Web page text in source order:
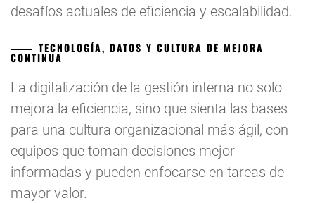
desafíos actuales de eficiencia y escalabilidad.
TECNOLOGÍA, DATOS Y CULTURA DE MEJORA
CONTINUA
La digitalización de la gestión interna no solo
mejora la eficiencia, sino que sienta las bases
para una cultura organizacional más ágil, con
equipos que toman decisiones mejor
informadas y pueden enfocarse en tareas de
mayor valor.